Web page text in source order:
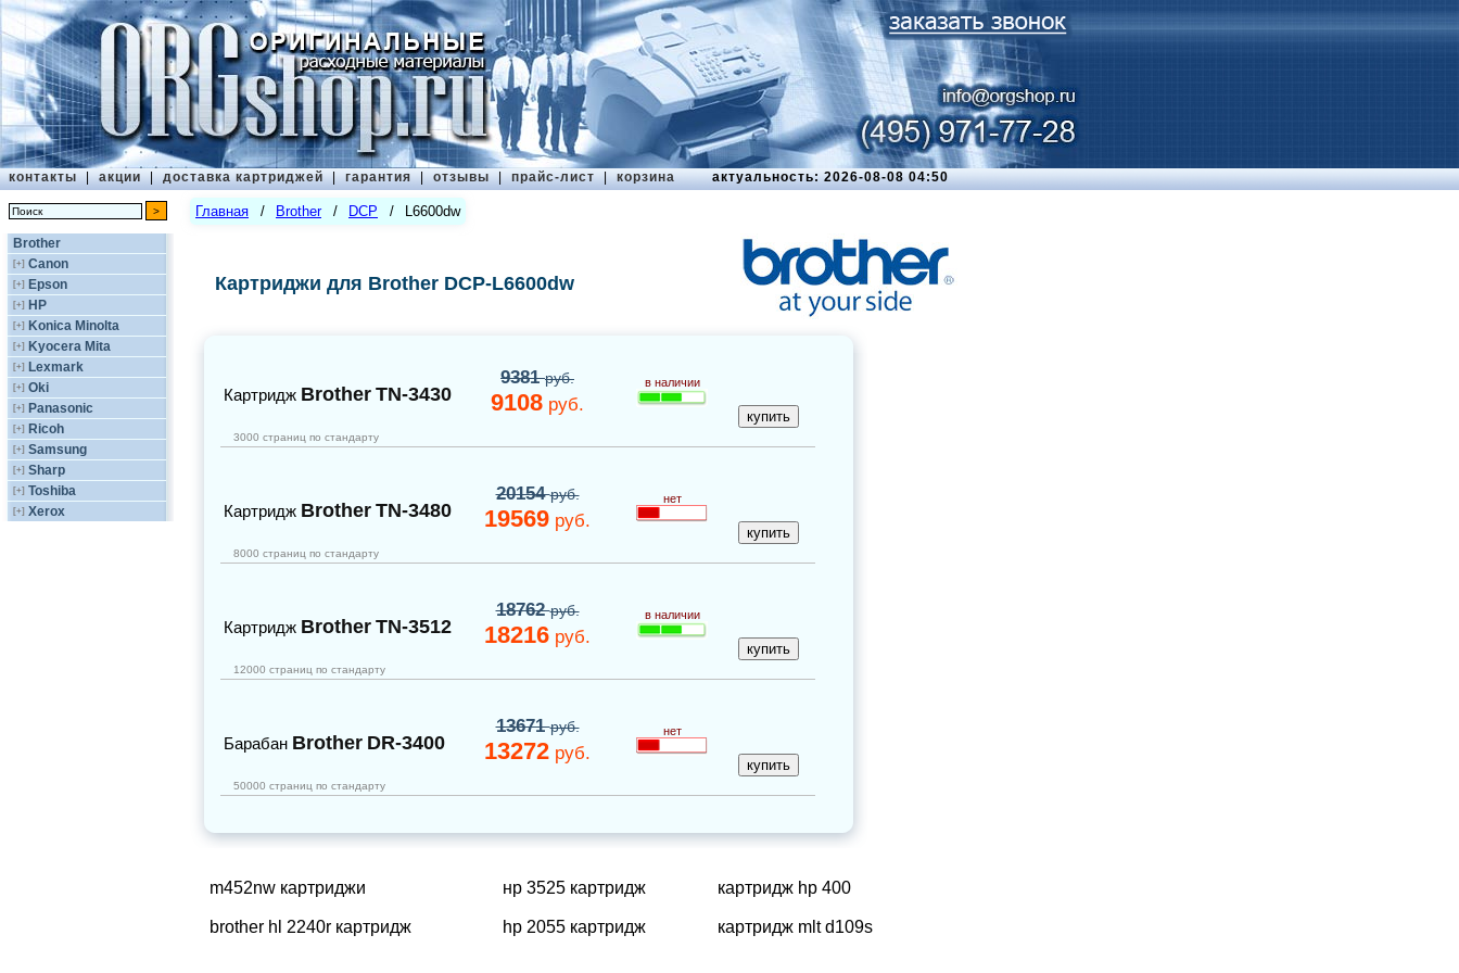
контакты | акции | доставка картриджей | гарантия | отзывы | прайс-лист | корзина актуальность: 2026-08-08 04:50
Brother
[+] Canon
[+] Epson
[+] HP
[+] Konica Minolta
[+] Kyocera Mita
[+] Lexmark
[+] Oki
[+] Panasonic
[+] Ricoh
[+] Samsung
[+] Sharp
[+] Toshiba
[+] Xerox
Главная / Brother / DCP / L6600dw
Картриджи для Brother DCP-L6600dw
Картридж Brother TN-3430
9381руб.
9108 руб.
в наличии
3000 страниц по стандарту
Картридж Brother TN-3480
20154руб.
19569 руб.
нет
8000 страниц по стандарту
Картридж Brother TN-3512
18762руб.
18216 руб.
в наличии
12000 страниц по стандарту
Барабан Brother DR-3400
13671руб.
13272 руб.
нет
50000 страниц по стандарту
m452nw картриджи нр 3525 картридж картридж hp 400
brother hl 2240r картридж hp 2055 картридж картридж mlt d109s